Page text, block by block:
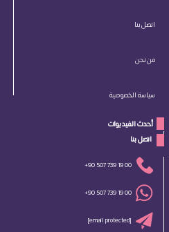
اتصل بنا
من نحن
سياسة الخصوصية
أحدث الفيديوات
اتصل بنا
+90 507 739 19 00
+90 507 739 19 00
[email protected]